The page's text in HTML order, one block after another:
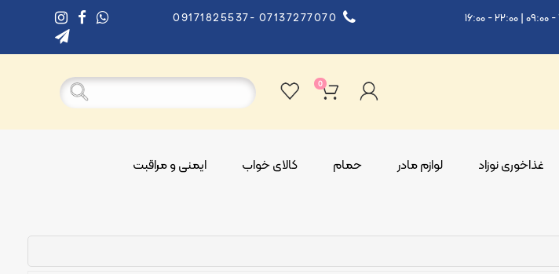
09171825537- 07137277070
0
غذاخوری نوزاد لوازم مادر حمام کالای خواب ایمنی و مراقبت